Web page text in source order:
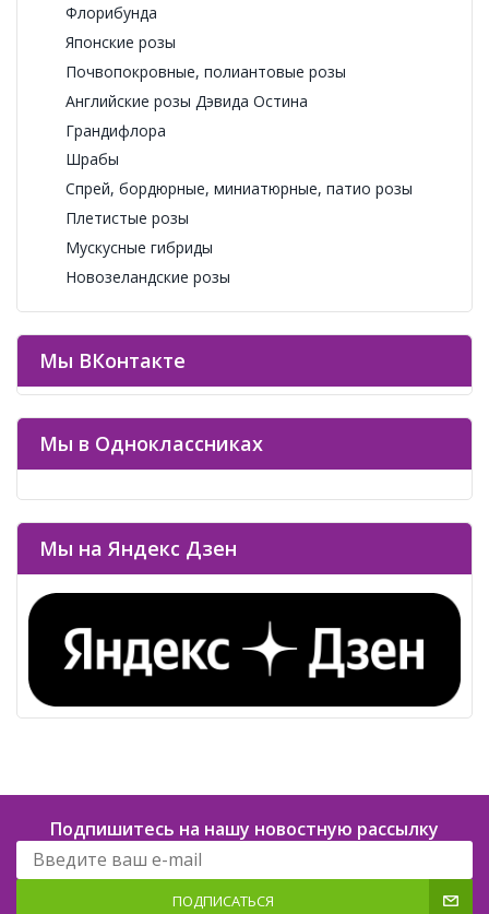
Флорибунда
Японские розы
Почвопокровные, полиантовые розы
Английские розы Дэвида Остина
Грандифлора
Шрабы
Спрей, бордюрные, миниатюрные, патио розы
Плетистые розы
Мускусные гибриды
Новозеландские розы
Мы ВКонтакте
Мы в Одноклассниках
Мы на Яндекс Дзен
Подпишитесь на нашу новостную рассылку
ПОДПИСАТЬСЯ